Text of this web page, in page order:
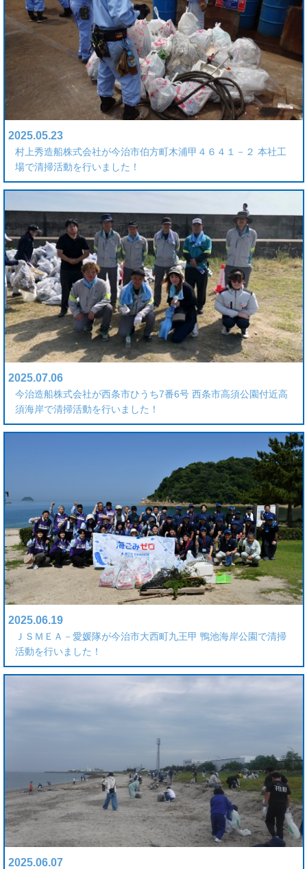
2025.05.23
村上秀造船株式会社が今治市伯方町木浦甲４６４１－２ 本社工
場で清掃活動を行いました！
2025.07.06
今治造船株式会社が西条市ひうち7番6号 西条市高須公園付近高
須海岸で清掃活動を行いました！
2025.06.19
ＪＳＭＥＡ－愛媛隊が今治市大西町九王甲 鴨池海岸公園で清掃
活動を行いました！
2025.06.07